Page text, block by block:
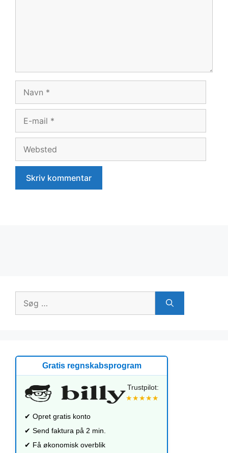
mail
efter:
Gratis regnskabsprogram
Trustpilot:
★★★★★
✔ Opret gratis konto
✔ Send faktura på 2 min.
✔ Få økonomisk overblik